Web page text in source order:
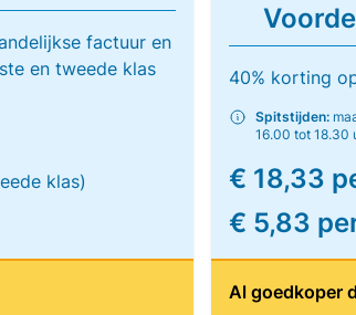
factuur en
en tweede klas
klas)
40% korting
Spitstijden:
16.00 tot 18.30
€ 18,33
€ 5,83
Al goedkoper